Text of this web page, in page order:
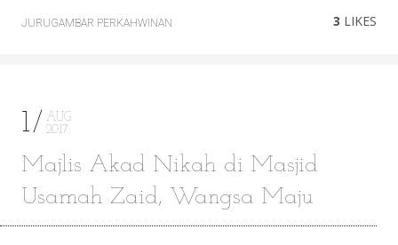
JURUGAMBAR PERKAHWINAN 3 LIKES
1
AUG
2017
Majlis Akad Nikah di Masjid
Usamah Zaid, Wangsa Maju